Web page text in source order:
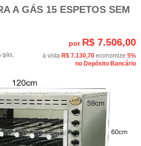
A GÁS 15 ESPETOS SEM
gás
por R$ 7.506,00
à vista R$ 7.130,70 economize 5%
no Depósito Bancário